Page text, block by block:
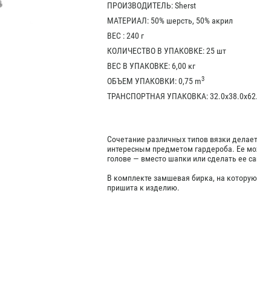
ПРОИЗВОДИТЕЛЬ: Sherst
МАТЕРИАЛ: 50% шерсть, 50% акрил
ВЕС : 240 г
КОЛИЧЕСТВО В УПАКОВКЕ: 25 шт
ВЕС В УПАКОВКЕ: 6,00 кг
ОБЪЕМ УПАКОВКИ: 0,75 m3
ТРАНСПОРТНАЯ УПАКОВКА:
Сочетание различных типов вязки
интересным предметом гардероба. Ее
голове — вместо шапки или сделать ее
В комплекте замшевая бирка, на
пришита к изделию.